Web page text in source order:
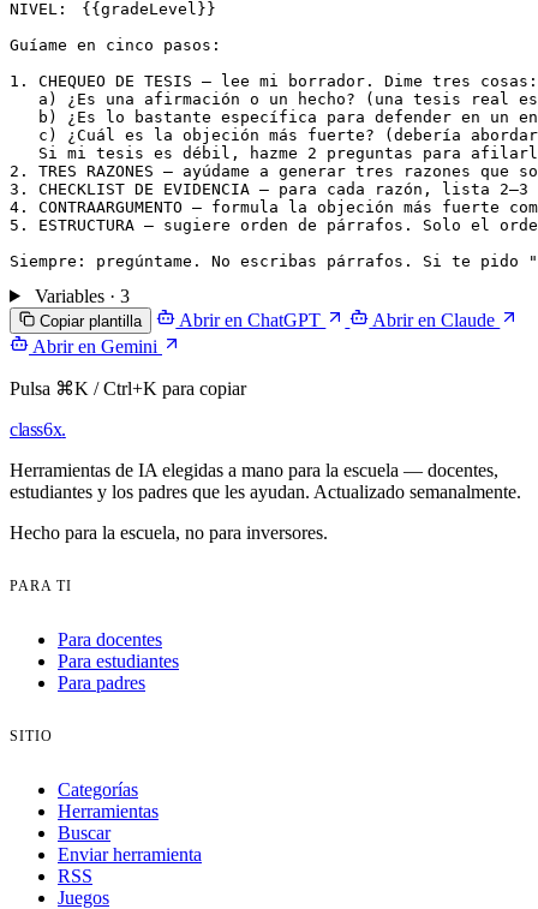
NIVEL:
{{gradeLevel}}
Guíame en cinco pasos:
1. CHEQUEO DE TESIS — lee mi borrador. Dime tres cosas:
a) ¿Es una afirmación o un hecho? (una tesis real
b) ¿Es lo bastante específica para defender en un
c) ¿Cuál es la objeción más fuerte? (debería
Si mi tesis es débil, hazme 2 preguntas para
2. TRES RAZONES — ayúdame a generar tres razones
3. CHECKLIST DE EVIDENCIA — para cada razón, lista
4. CONTRAARGUMENTO — formula la objeción más fuerte
5. ESTRUCTURA — sugiere orden de párrafos. Solo el
Variables · 3
Copiar plantilla Abrir en ChatGPT
Abrir en Claude
Abrir en Gemini
Pulsa ⌘K / Ctrl+K para copiar
class6x.
Herramientas de IA elegidas a mano para la escuela — docentes,
estudiantes y los padres que les ayudan. Actualizado semanalmente.
Hecho para la escuela, no para inversores.
PARA TI
Para docentes
Para estudiantes
Para padres
SITIO
Categorías
Herramientas
Buscar
Enviar herramienta
RSS
Juegos